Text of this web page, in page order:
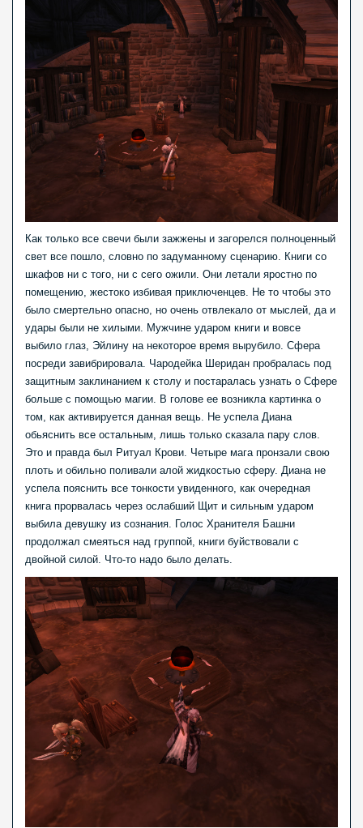
Как только все свечи были зажжены и загорелся полноценный
свет все пошло, словно по задуманному сценарию. Книги со
шкафов ни с того, ни с сего ожили. Они летали яростно по
помещению, жестоко избивая приключенцев. Не то чтобы это
было смертельно опасно, но очень отвлекало от мыслей, да и
удары были не хилыми. Мужчине ударом книги и вовсе
выбило глаз, Эйлину на некоторое время вырубило. Сфера
посреди завибрировала. Чародейка Шеридан пробралась под
защитным заклинанием к столу и постаралась узнать о Сфере
больше с помощью магии. В голове ее возникла картинка о
том, как активируется данная вещь. Не успела Диана
обьяснить все остальным, лишь только сказала пару слов.
Это и правда был Ритуал Крови. Четыре мага пронзали свою
плоть и обильно поливали алой жидкостью сферу. Диана не
успела пояснить все тонкости увиденного, как очередная
книга прорвалась через ослабший Щит и сильным ударом
выбила девушку из сознания. Голос Хранителя Башни
продолжал смеяться над группой, книги буйствовали с
двойной силой. Что-то надо было делать.